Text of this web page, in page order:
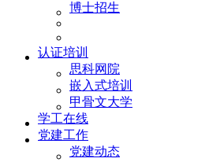
博士招生
认证培训
思科网院
嵌入式培训
甲骨文大学
学工在线
党建工作
党建动态